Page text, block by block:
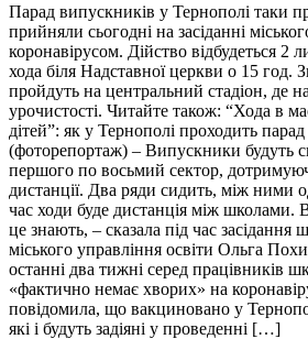
Парад випускників у Тернополі таки
прийняли сьогодні на засіданні
коронавірусом. Дійство відбудеться 2
хода біля Надставної церкви о 15 год.
пройдуть на центральний стадіон, де
урочистості. Читайте також: “Хода в
дітей”: як у Тернополі проходить
(фоторепортаж) – Випускники будуть
першого по восьмий сектор,
дистанції. Два ряди сидить, між ними
час ходи буде дистанція між школами.
це знають, – сказала під час засідання
міського управління освіти Ольга
останні два тижні серед працівників
«фактично немає хворих» на
повідомила, що вакциновано у
які і будуть задіяні у проведенні […]